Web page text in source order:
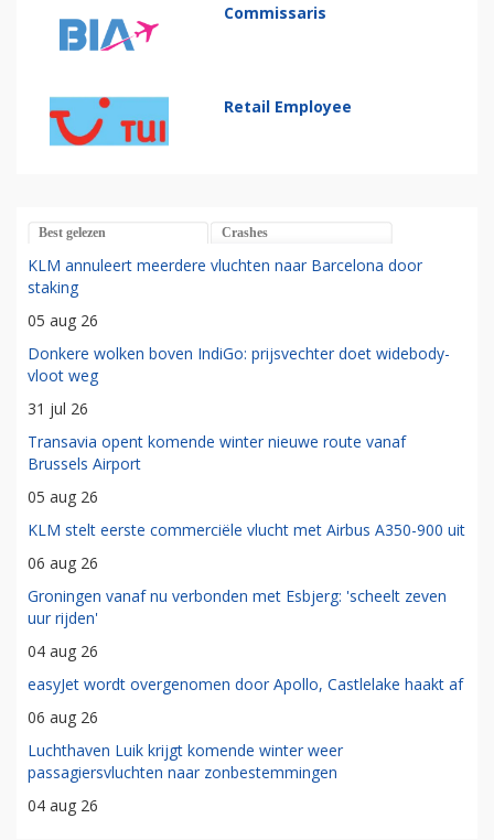
Commissaris
Retail Employee
Best gelezen Crashes
KLM annuleert meerdere vluchten naar Barcelona door
staking
05 aug 26
Donkere wolken boven IndiGo: prijsvechter doet widebody-
vloot weg
31 jul 26
Transavia opent komende winter nieuwe route vanaf
Brussels Airport
05 aug 26
KLM stelt eerste commerciële vlucht met Airbus A350-900 uit
06 aug 26
Groningen vanaf nu verbonden met Esbjerg: 'scheelt zeven
uur rijden'
04 aug 26
easyJet wordt overgenomen door Apollo, Castlelake haakt af
06 aug 26
Luchthaven Luik krijgt komende winter weer
passagiersvluchten naar zonbestemmingen
04 aug 26